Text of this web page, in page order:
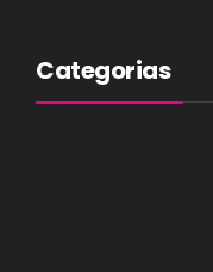
Categorias